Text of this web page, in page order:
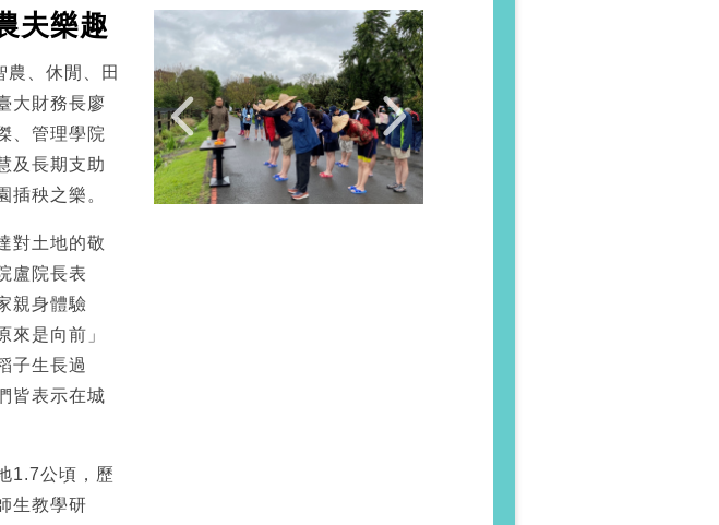
夫樂趣
、休閒、田
大財務長廖
、管理學院
及長期支助
插秧之樂。
對土地的敬
盧院長表
親身體驗
來是向前」
子生長過
皆表示在城
1.7公頃，歷
生教學研